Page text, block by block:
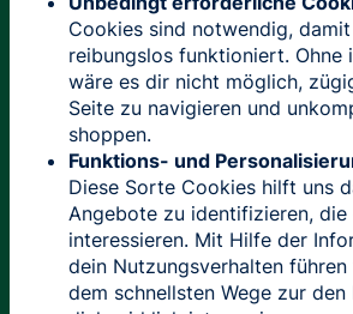
Cookies sind notwendig,
reibungslos funktioniert. Ohne
wäre es dir nicht möglich,
Seite zu navigieren und
shoppen.
Funktions- und
Diese Sorte Cookies hilft uns
Angebote zu identifizieren, die
interessieren. Mit Hilfe der
dein Nutzungsverhalten
dem schnellsten Wege zur